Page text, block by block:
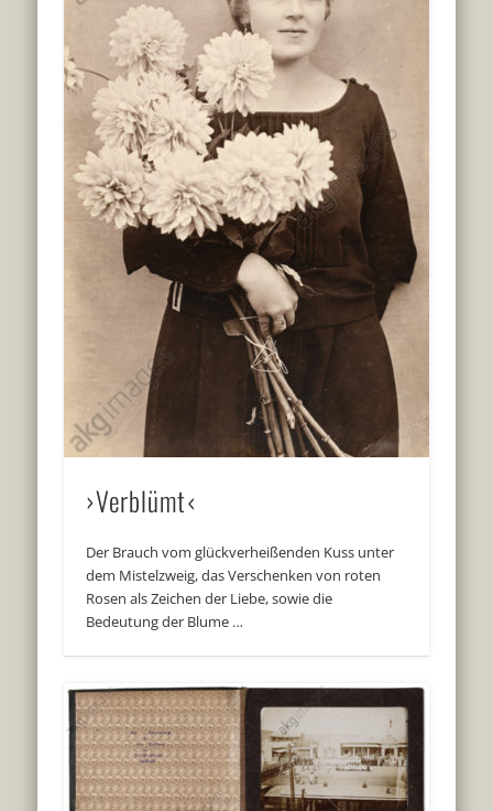
›Verblümt‹
Der Brauch vom glückverheißenden Kuss unter
dem Mistelzweig, das Verschenken von roten
Rosen als Zeichen der Liebe, sowie die
Bedeutung der Blume …